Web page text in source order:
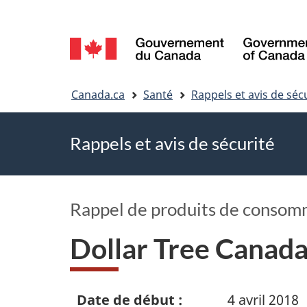
Sélection
de
la
Canada.ca Santé Rappels et avis de
Rappels et avis de sécurité
Rappel de produits de
Dollar Tree
Date de début :
4 avril 2018